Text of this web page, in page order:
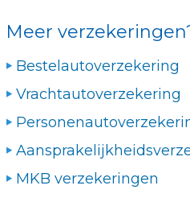
Meer
Bestelautoverzekering
Vrachtautoverzekering
MKB verzekeringen